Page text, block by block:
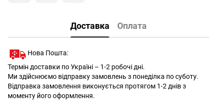
Доставка Оплата
Нова Пошта:
Термін доставки по Україні – 1-2 робочі дні.
Ми здійснюємо відправку замовлень з понеділка по суботу.
Відправка замовлення виконується протягом 1-2 днів з
моменту його оформлення.